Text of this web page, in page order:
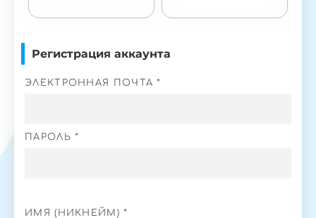
Регистрация аккаунта
ЭЛЕКТРОННАЯ ПОЧТА *
ПАРОЛЬ *
ИМЯ (НИКНЕЙМ) *